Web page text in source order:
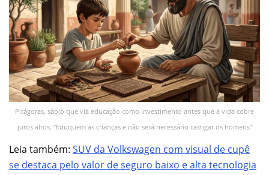
Pitágoras, sábio que via educação como investimento antes que a vida cobre
juros altos: “Eduquem as crianças e não será necessário castigar os homens”
Leia também: SUV da Volkswagen com visual de cupê
se destaca pelo valor de seguro baixo e alta tecnologia